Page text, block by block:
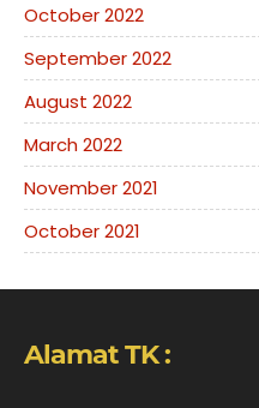
October 2022
September 2022
August 2022
March 2022
November 2021
October 2021
Alamat TK :